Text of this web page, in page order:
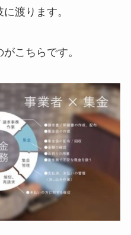
渡ります。
こちらです。